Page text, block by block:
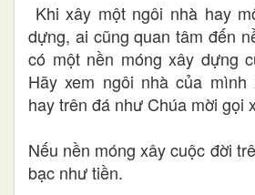
Khi xây một ngôi nhà hay
dựng, ai cũng quan tâm đến
có một nền móng xây dựng
Hãy xem ngôi nhà của
hay trên đá như Chúa mời gọi
Nếu nền móng xây cuộc đời
bạc như tiền.